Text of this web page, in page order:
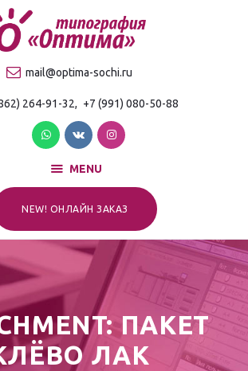
mail@optima-sochi.ru
264-91-32, +7 (991) 080-50-88
MENU
NEW! ОНЛАЙН ЗАКАЗ
ПАКЕТ
ЛАК
типография в Сочи
лист